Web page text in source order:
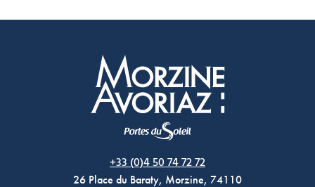
+33 (0)4 50 74 72 72
26 Place du Baraty, Morzine, 74110